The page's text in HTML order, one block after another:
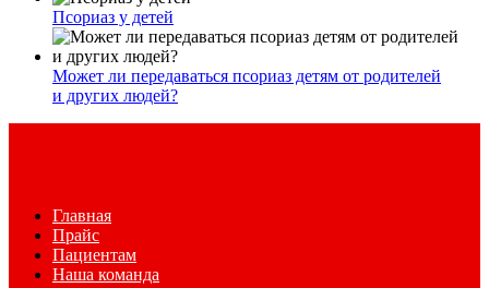
Псориаз у детей
Может ли передаваться псориаз детям от родителей
и других людей?
Главная
Прайс
Пациентам
Наша команда